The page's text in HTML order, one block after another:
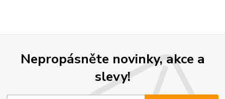
Nepropásněte novinky, akce a
slevy!